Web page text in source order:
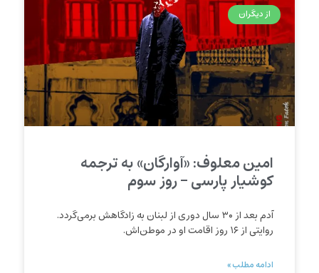
از دیگران
امین معلوف: «آوارگان» به ترجمه
کوشیار پارسی – روز سوم
آدم بعد از ۳۰ سال دوری از لبنان به زادگاهش برمی‌گردد.
روایتی از ۱۶ روز اقامت او در موطن‌اش.
ادامه مطلب »